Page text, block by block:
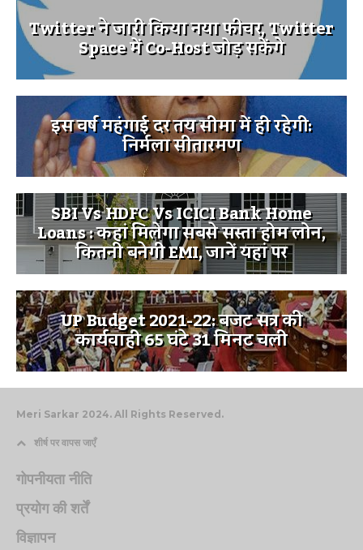
Twitter ने जारी किया नया फीचर, Twitter
Space में Co-Host जोड़ सकेंगे
इस वर्ष महंगाई दर तय सीमा में ही रहेगी:
निर्मला सीतारमण
SBI Vs HDFC Vs ICICI Bank Home
Loans : कहां मिलेगा सबसे सस्ता होम लोन,
कितनी बनेगी EMI, जानें यहां पर
UP Budget 2021-22: बजट सत्र की
कार्यवाही 65 घंटे 31 मिनट चली
Meri Sarkar 2024. All Rights Reserved.
शीर्ष पर वापस जाएँ
गोपनीयता नीति
प्रयोग की शर्तें
विज्ञापन